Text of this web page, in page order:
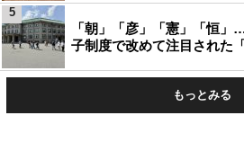
「朝」「彦」「憲」「恒
子制度で改めて注目された「
5
もっとみる